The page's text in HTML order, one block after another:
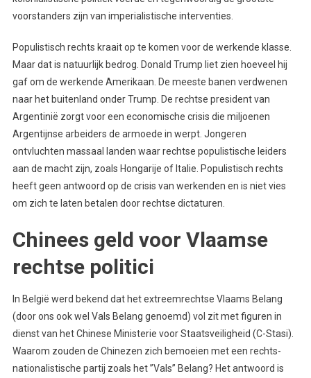
voorstanders zijn van imperialistische interventies.
Populistisch rechts kraait op te komen voor de werkende klasse.
Maar dat is natuurlijk bedrog. Donald Trump liet zien hoeveel hij
gaf om de werkende Amerikaan. De meeste banen verdwenen
naar het buitenland onder Trump. De rechtse president van
Argentinië zorgt voor een economische crisis die miljoenen
Argentijnse arbeiders de armoede in werpt. Jongeren
ontvluchten massaal landen waar rechtse populistische leiders
aan de macht zijn, zoals Hongarije of Italie. Populistisch rechts
heeft geen antwoord op de crisis van werkenden en is niet vies
om zich te laten betalen door rechtse dictaturen.
Chinees geld voor Vlaamse
rechtse politici
In België werd bekend dat het extreemrechtse Vlaams Belang
(door ons ook wel Vals Belang genoemd) vol zit met figuren in
dienst van het Chinese Ministerie voor Staatsveiligheid (C-Stasi).
Waarom zouden de Chinezen zich bemoeien met een rechts-
nationalistische partij zoals het ’’Vals’’ Belang? Het antwoord is